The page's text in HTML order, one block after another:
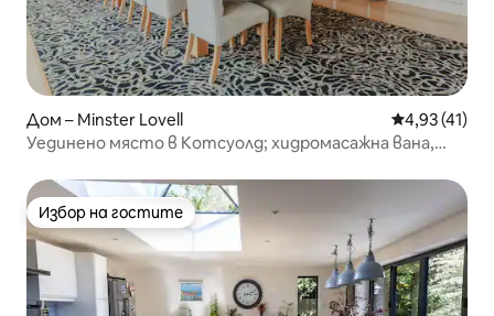
Дом – Minster Lovell Средна
4,93 (41)
Уединено място в Котсуолд; хидромасажна вана,
Избор на гостите
Избор на гостите